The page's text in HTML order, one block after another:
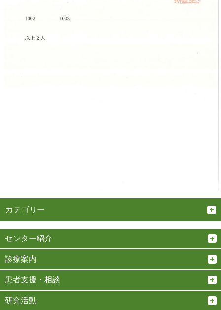
カテゴリー
センター紹介
診療案内
患者支援・相談
研究活動